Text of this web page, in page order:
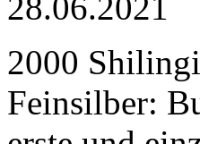
2000
Feinsilber: